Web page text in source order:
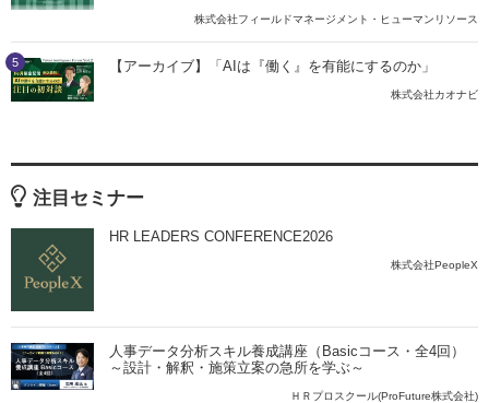
株式会社フィールドマネージメント・ヒューマンリソース
5 【アーカイブ】「AIは『働く』を有能にするのか」
株式会社カオナビ
注目セミナー
HR LEADERS CONFERENCE2026
株式会社PeopleX
人事データ分析スキル養成講座（Basicコース・全4回）
～設計・解釈・施策立案の急所を学ぶ～
ＨＲプロスクール(ProFuture株式会社)